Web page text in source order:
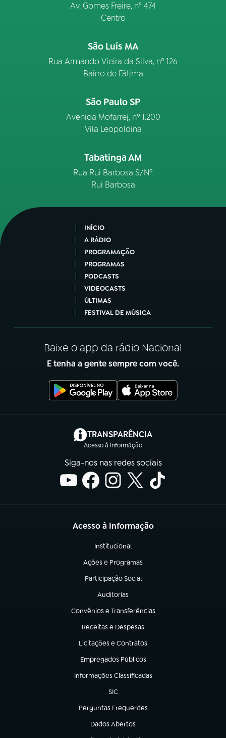
Av. Gomes Freire, n° 474
Centro
São Luís MA
Rua Armando Vieira da Silva, nº 126
Bairro de Fátima
São Paulo SP
Avenida Mofarrej, nº 1.200
Vila Leopoldina
Tabatinga AM
Rua Rui Barbosa S/Nº
Rui Barbosa
INÍCIO
A RÁDIO
PROGRAMAÇÃO
PROGRAMAS
PODCASTS
VIDEOCASTS
ÚLTIMAS
FESTIVAL DE MÚSICA
Baixe o app da rádio Nacional
E tenha a gente sempre com você.
TRANSPARÊNCIA
Acesso à Informação
(abre em nova aba)
Siga-nos nas redes sociais
Acesso à Informação
Institucional
(abre em nova aba)
Ações e Programas
(abre em nova aba)
Participação Social
(abre em nova aba)
Auditorias
(abre em nova aba)
Convênios e Transferências
(abre em nova aba)
Receitas e Despesas
(abre em nova aba)
Licitações e Contratos
(abre em nova aba)
Empregados Públicos
(abre em nova aba)
Informações Classificadas
(abre em nova aba)
SIC
(abre em nova aba)
Perguntas Frequentes
(abre em nova aba)
Dados Abertos
(abre em nova aba)